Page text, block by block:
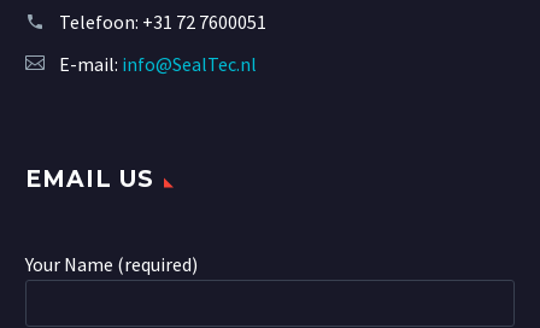
Telefoon: +31 72 7600051
E-mail: info@SealTec.nl
EMAIL US
Your Name (required)